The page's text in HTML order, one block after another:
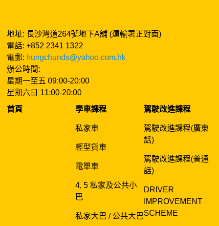
地址: 長沙灣道264號地下A舖 (運輸署正對面)
電話: +852 2341 1322
電郵: hungchunds@yahoo.com.hk
辦公時間:
星期一至五 09:00-20:00
星期六日 11:00-20:00
首頁
學車課程
私家車
輕型貨車
電單車
4, 5 私家及公共小
巴
私家大巴 / 公共大巴
駕駛改進課程
駕駛改進課程(廣東
話)
駕駛改進課程(普通
話)
DRIVER
IMPROVEMENT
SCHEME